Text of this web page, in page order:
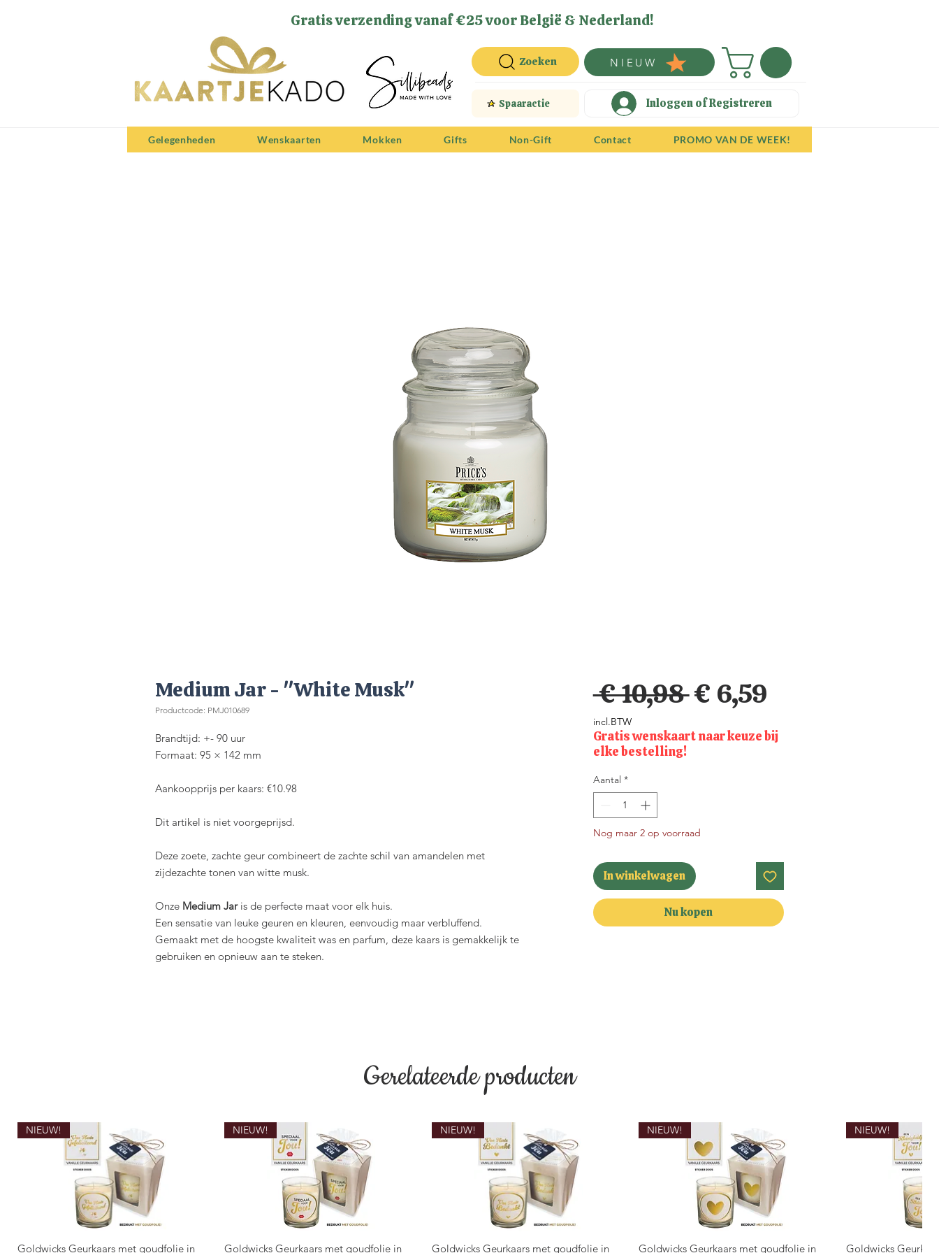
Gratis verzending vanaf €25 voor België & Nederland!
Zoeken NIEUW
Spaaractie Inloggen of Registreren
Gelegenheden Wenskaarten Mokken Gifts Non-Gift Contact PROMO VAN DE WEEK!
Medium Jar - "White Musk"
Productcode: PMJ010689
Brandtijd: +- 90 uur
Formaat: 95 × 142 mm
Aankoopprijs per kaars: €10.98
Dit artikel is niet voorgeprijsd.
Deze zoete, zachte geur combineert de zachte schil van amandelen met
zijdezachte tonen van witte musk.
Onze Medium Jaris de perfecte maat voor elk huis.
Een sensatie van leuke geuren en kleuren, eenvoudig maar verbluffend.
Gemaakt met de hoogste kwaliteit was en parfum, deze kaars is gemakkelijk te
gebruiken en opnieuw aan te steken.
€ 10,98 Normale
prijs
€ 6,59
incl.BTW
Gratis wenskaart naar keuze bij
elke bestelling!
Aantal *
Nog maar 2 op voorraad
In winkelwagen
Nu kopen
Gerelateerde producten
Snel overzicht
NIEUW!
Goldwicks Geurkaars met goudfolie in Snel overzicht
NIEUW!
Goldwicks Geurkaars met goudfolie in Snel overzicht
NIEUW!
Goldwicks Geurkaars met goudfolie in Snel overzicht
NIEUW!
Goldwicks Geurkaars met goudfolie in Snel
NIEUW!
Goldwicks